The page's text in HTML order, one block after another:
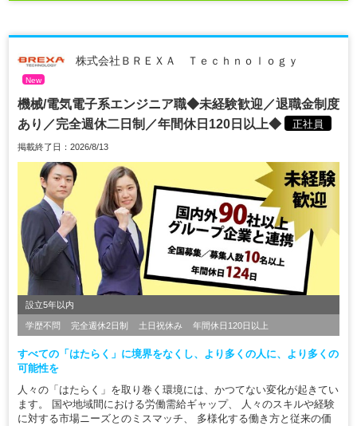
株式会社ＢＲＥＸＡ Ｔｅｃｈｎｏｌｏｇｙ
New
機械/電気電子系エンジニア職◆未経験歓迎／退職金制度
あり／完全週休二日制／年間休日120日以上◆
正社員
掲載終了日：2026/8/13
設立5年以内
学歴不問 完全週休2日制 土日祝休み 年間休日120日以上
すべての「はたらく」に境界をなくし、より多くの人に、より多くの
可能性を
人々の「はたらく」を取り巻く環境には、かつてない変化が起きてい
ます。 国や地域間における労働需給ギャップ、 人々のスキルや経験
に対する市場ニーズとのミスマッチ、 多様化する働き方と従来の価